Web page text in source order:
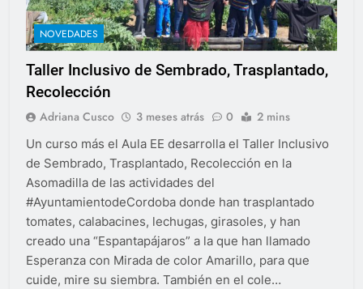
NOVEDADES
Taller Inclusivo de Sembrado, Trasplantado,
Recolección
Adriana Cusco 3 meses atrás 0 2 mins
Un curso más el Aula EE desarrolla el Taller Inclusivo
de Sembrado, Trasplantado, Recolección en la
Asomadilla de las actividades del
#AyuntamientodeCordoba donde han trasplantado
tomates, calabacines, lechugas, girasoles, y han
creado una “Espantapájaros” a la que han llamado
Esperanza con Mirada de color Amarillo, para que
cuide, mire su siembra. También en el cole…